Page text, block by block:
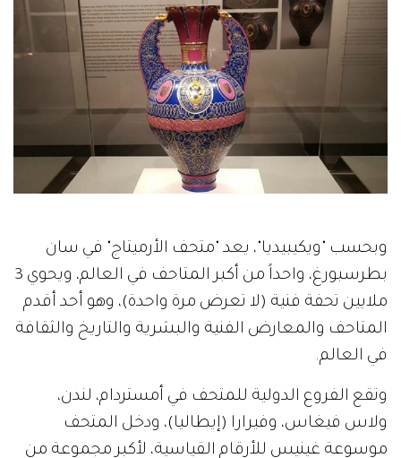
وبحسب "ويكيبيديا"، يعد "متحف الأرميتاج" في سان
بطرسبورغ، واحداً من أكبر المتاحف في العالم، ويحوي 3
ملايين تحفة فنية (لا تعرض مرة واحدة)، وهو أحد أقدم
المتاحف والمعارض الفنية والبشرية والتاريخ والثقافة
في العالم.
وتقع الفروع الدولية للمتحف في أمستردام، لندن،
ولاس فيغاس، وفيرارا (إيطاليا)، ودخل المتحف
موسوعة غينيس للأرقام القياسية، لأكبر مجموعة من